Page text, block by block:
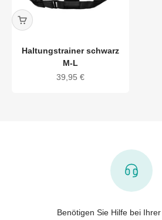
Haltungstrainer schwarz
M-L
Angebot
39,95 €
Benötigen Sie Hilfe bei